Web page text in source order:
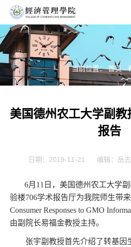
当前位置：首页-
美国德州农工大学副
报告
日期：2019-11-21 编辑：岳
6月 11 日，美国德州农工大学
验楼706学术报告厅为我院师生带
Consumer Responses to GMO
由副院长易福金教授主持。
张宇副教授首先介绍了转基因